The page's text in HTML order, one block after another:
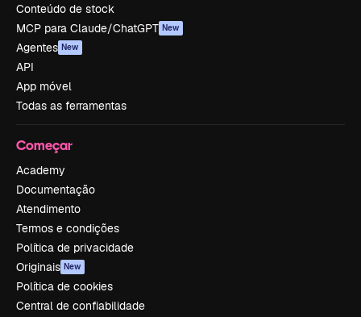
Conteúdo de stock
MCP para Claude/ChatGPT New
Agentes New
API
App móvel
Todas as ferramentas
Começar
Academy
Documentação
Atendimento
Termos e condições
Política de privacidade
Originais New
Política de cookies
Central de confiabilidade